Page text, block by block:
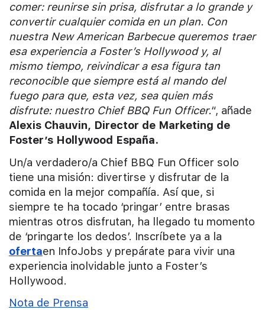
comer: reunirse sin prisa, disfrutar a lo grande y
convertir cualquier comida en un plan. Con
nuestra New American Barbecue queremos traer
esa experiencia a Foster’s Hollywood y, al
mismo tiempo, reivindicar a esa figura tan
reconocible que siempre está al mando del
fuego para que, esta vez, sea quien más
disfrute: nuestro Chief BBQ Fun Officer.“, añade
Alexis Chauvin, Director de Marketing de
Foster’s Hollywood España.
Un/a verdadero/a Chief BBQ Fun Officer solo
tiene una misión: divertirse y disfrutar de la
comida en la mejor compañía. Así que, si
siempre te ha tocado ‘pringar’ entre brasas
mientras otros disfrutan, ha llegado tu momento
de ‘pringarte los dedos’. Inscríbete ya a la
ofertaen InfoJobs y prepárate para vivir una
experiencia inolvidable junto a Foster’s
Hollywood.
Nota de Prensa